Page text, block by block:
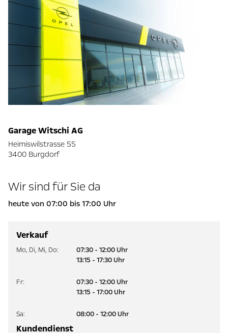
Garage Witschi AG
Heimiswilstrasse 55
3400 Burgdorf
Wir sind für Sie da
heute von 07:00 bis 17:00 Uhr
Verkauf
Mo, Di, Mi, Do:
07:30 - 12:00 Uhr
13:15 - 17:30 Uhr
Fr:
07:30 - 12:00 Uhr
13:15 - 17:00 Uhr
Sa: 08:00 - 12:00 Uhr
Kundendienst